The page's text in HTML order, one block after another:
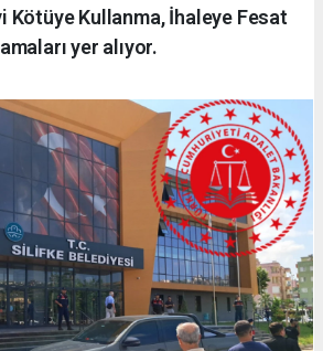
Kötüye Kullanma, İhaleye Fesat
yer alıyor.